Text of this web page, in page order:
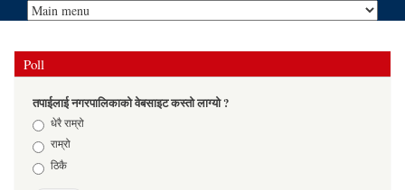
Poll
तपाईलाई नगरपालिकाको वेबसाइट कस्तो लाग्यो ?
Choicesधेरै राम्रो
राम्रो
ठिकै